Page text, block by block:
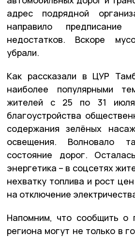
адрес подрядной
направило предписание
недостатков. Вскоре
убрали.
Как рассказали в ЦУР
наиболее популярными
жителей с 25 по 31 июля
благоустройства
содержания зелёных
освещения. Волновало
состояние дорог.
энергетика – в соцсетях
нехватку топлива и рост
на отключение
Напомним, что сообщить о
региона могут не только в